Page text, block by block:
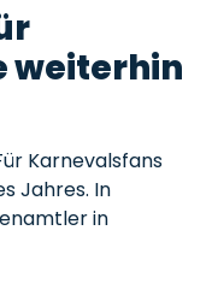
weiterhin
Karnevalsfans
Jahres. In
in